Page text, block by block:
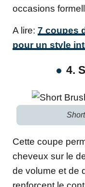
occasions
A lire: 7 coupes
pour un style
4.
Cette coupe
cheveux sur le
de volume et de